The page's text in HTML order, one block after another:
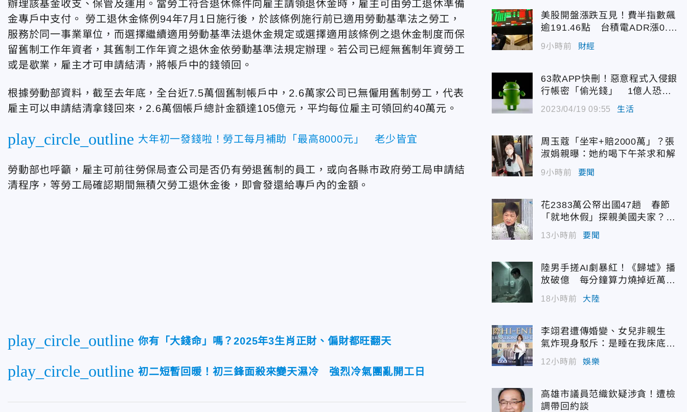
辦理該基金收支、保管及運用。當勞工符合退休條件向雇主請領退休金時，雇主可由勞工退休準備
金專戶中支付。 勞工退休金條例94年7月1日施行後，於該條例施行前已適用勞動基準法之勞工，
服務於同一事業單位，而選擇繼續適用勞動基準法退休金規定或選擇適用該條例之退休金制度而保
留舊制工作年資者，其舊制工作年資之退休金依勞動基準法規定辦理。若公司已經無舊制年資勞工
或是歇業，雇主才可申請結清，將帳戶中的錢領回。
根據勞動部資料，截至去年底，全台近7.5萬個舊制帳戶中，2.6萬家公司已無僱用舊制勞工，代表
雇主可以申請結清拿錢回來，2.6萬個帳戶總計金額達105億元，平均每位雇主可領回約40萬元。
play_circle_outline 大年初一發錢啦！勞工每月補助「最高8000元」 老少皆宜
勞動部也呼籲，雇主可前往勞保局查公司是否仍有勞退舊制的員工，或向各縣市政府勞工局申請結
清程序，等勞工局確認期間無積欠勞工退休金後，即會發還給專戶內的金額。
play_circle_outline 你有「大錢命」嗎？2025年3生肖正財、偏財都旺翻天
play_circle_outline 初二短暫回暖！初三鋒面殺來變天濕冷 強烈冷氣團亂開工日
美股開盤漲跌互見！費半指數飆
逾191.46點 台積電ADR漲0.9
3%
9小時前 財經
63款APP快刪！惡意程式入侵銀
行帳密「偷光錢」 1億人恐被
2023/04/19 09:55 生活
周玉蔻「坐牢+賠2000萬」？張
淑娟親曝：她約喝下午茶求和解
9小時前 要聞
花2383萬公帑出國47趟 春節
「就地休假」探親美國夫家？徐
佳青回應了
13小時前 要聞
陸男手搓AI劇暴紅！《歸墟》播
放破億 每分鐘算力燒掉近萬台
18小時前 大陸
李翊君遭傳婚變、女兒非親生
氣炸現身駁斥：是睡在我床底下
嗎？
12小時前 娛樂
高雄市議員范織欽疑涉貪！遭檢
調帶回約談